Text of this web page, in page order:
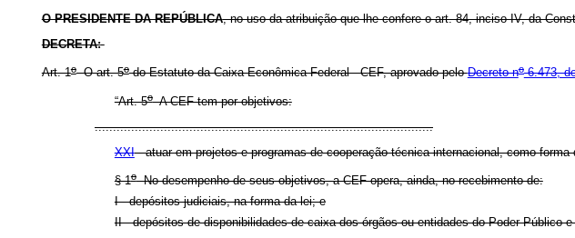
O PRESIDENTE DA REPÚBLICA, no uso da atribuição que lhe confere o art. 84, inciso IV, da
DECRETA:
Art. 1oO art. 5odo Estatuto da Caixa Econômica Federal - CEF, aprovado peloDecreto no6.473,
“Art. 5oA CEF tem por objetivos:
.............................................................................................
XXI- atuar em projetos e programas de cooperação técnica internacional, como
§ 1oNo desempenho de seus objetivos, a CEF opera, ainda, no recebimento de:
I - depósitos judiciais, na forma da lei; e
II - depósitos de disponibilidades de caixa dos órgãos ou entidades do Poder